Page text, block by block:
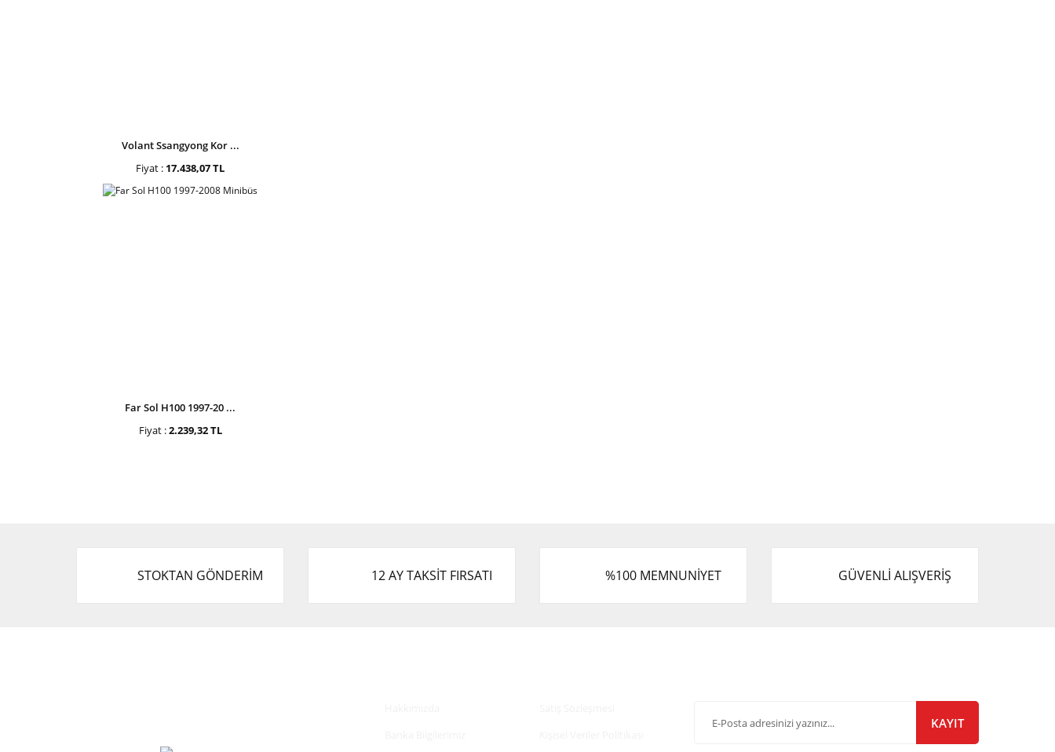
Volant Ssangyong Kor ...
Fiyat : 17.438,07 TL
Far Sol H100 1997-20 ...
Fiyat :2.239,32 TL
STOKTAN GÖNDERİM 12 AY TAKSİT FIRSATI %100 MEMNUNİYET GÜVENLİ ALIŞVERİŞ
KAYIT